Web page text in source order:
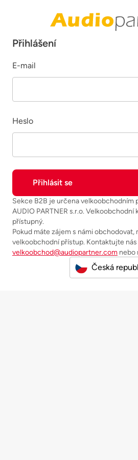
Přihlášení
E-mail
Heslo
Sekce B2B je určena velkoobchodním
AUDIO PARTNER s.r.o. Velkoobchodní
přístupný.
Pokud máte zájem s námi obchodovat,
velkoobchodní přístup. Kontaktujte nás
velkoobchod@audiopartner.com nebo
Česká